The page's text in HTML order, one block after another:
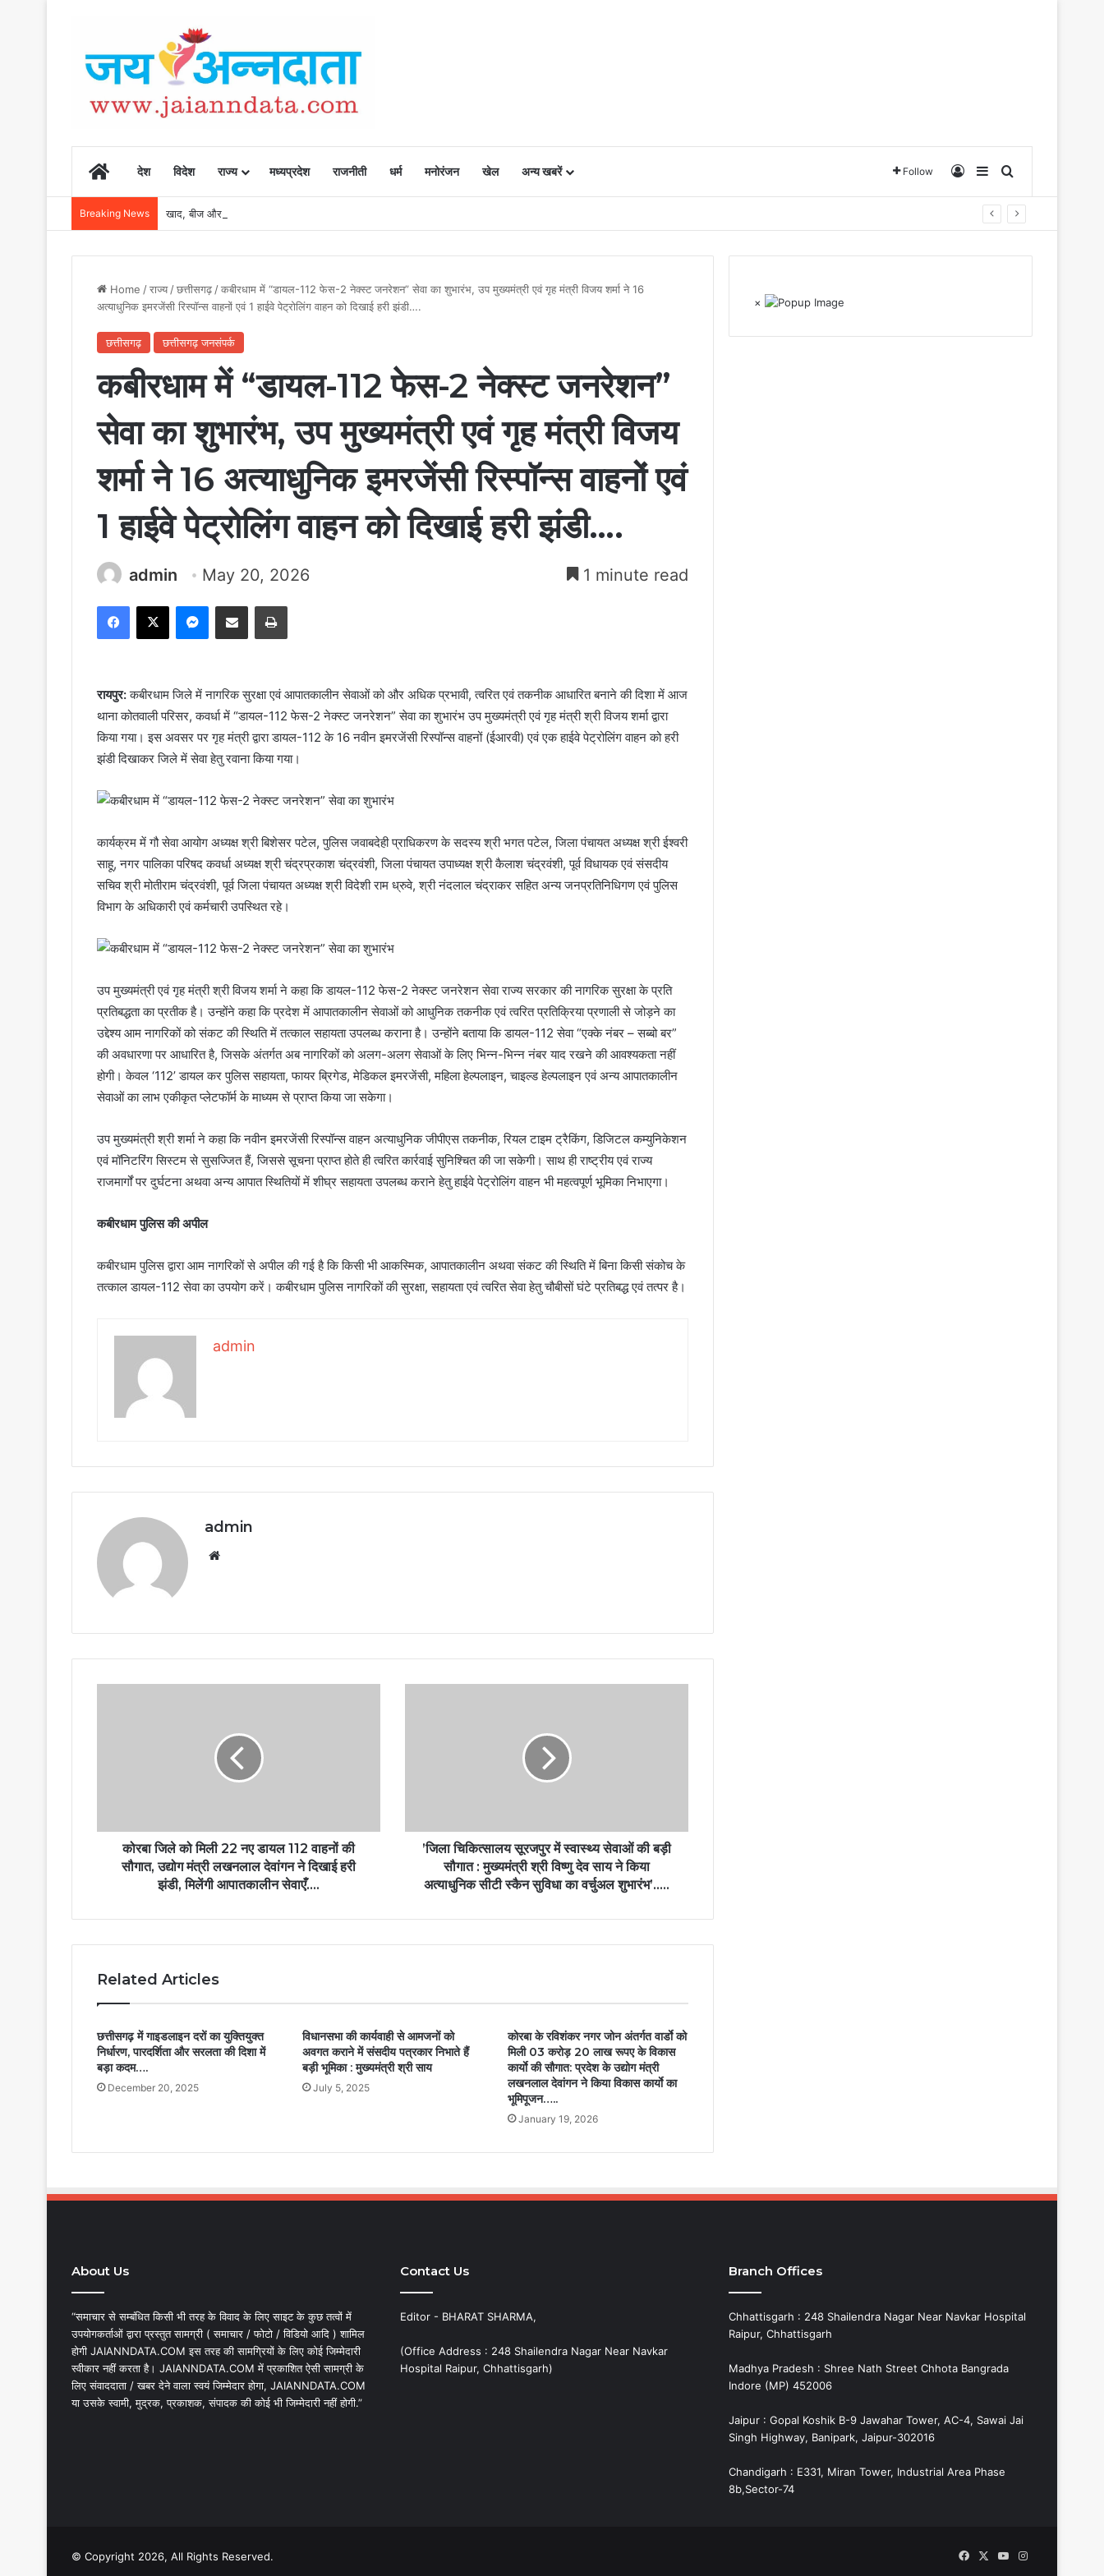
Homeदेश विदेश राज्य मध्यप्रदेश राजनीती धर्म मनोरंजन खेल अन्य खबरें Follow Log InSidebarSearch for
Breaking News खाद, बीज और उर्वरकों की समय पर उपलब्धता से किसानों में उत्साह, नैनो डीएपी और नैनो यूरिया बने किसानों के भरोसेमंद कृषि साथी…..
Home /राज्य/छत्तीसगढ़/कबीरधाम में “डायल-112 फेस-2 नेक्स्ट जनरेशन” सेवा का शुभारंभ, उप मुख्यमंत्री एवं गृह मंत्री विजय शर्मा ने 16
अत्याधुनिक इमरजेंसी रिस्पॉन्स वाहनों एवं 1 हाईवे पेट्रोलिंग वाहन को दिखाई हरी झंडी….
छत्तीसगढ़ छत्तीसगढ़ जनसंपर्क
कबीरधाम में “डायल-112 फेस-2 नेक्स्ट जनरेशन”
सेवा का शुभारंभ, उप मुख्यमंत्री एवं गृह मंत्री विजय
शर्मा ने 16 अत्याधुनिक इमरजेंसी रिस्पॉन्स वाहनों एवं
1 हाईवे पेट्रोलिंग वाहन को दिखाई हरी झंडी….
admin May 20, 2026 1 minute read
Facebook
X Messenger
Share via Email Print
रायपुर:कबीरधाम जिले में नागरिक सुरक्षा एवं आपातकालीन सेवाओं को और अधिक प्रभावी, त्वरित एवं तकनीक आधारित बनाने की दिशा में आज
थाना कोतवाली परिसर, कवर्धा में “डायल-112 फेस-2 नेक्स्ट जनरेशन” सेवा का शुभारंभ उप मुख्यमंत्री एवं गृह मंत्री श्री विजय शर्मा द्वारा
किया गया। इस अवसर पर गृह मंत्री द्वारा डायल-112 के 16 नवीन इमरजेंसी रिस्पॉन्स वाहनों (ईआरवी) एवं एक हाईवे पेट्रोलिंग वाहन को हरी
झंडी दिखाकर जिले में सेवा हेतु रवाना किया गया।
कार्यक्रम में गौ सेवा आयोग अध्यक्ष श्री बिशेसर पटेल, पुलिस जवाबदेही प्राधिकरण के सदस्य श्री भगत पटेल, जिला पंचायत अध्यक्ष श्री ईश्वरी
साहू, नगर पालिका परिषद कवर्धा अध्यक्ष श्री चंद्रप्रकाश चंद्रवंशी, जिला पंचायत उपाध्यक्ष श्री कैलाश चंद्रवंशी, पूर्व विधायक एवं संसदीय
सचिव श्री मोतीराम चंद्रवंशी, पूर्व जिला पंचायत अध्यक्ष श्री विदेशी राम ध्रुवे, श्री नंदलाल चंद्राकर सहित अन्य जनप्रतिनिधिगण एवं पुलिस
विभाग के अधिकारी एवं कर्मचारी उपस्थित रहे।
उप मुख्यमंत्री एवं गृह मंत्री श्री विजय शर्मा ने कहा कि डायल-112 फेस-2 नेक्स्ट जनरेशन सेवा राज्य सरकार की नागरिक सुरक्षा के प्रति
प्रतिबद्धता का प्रतीक है। उन्होंने कहा कि प्रदेश में आपातकालीन सेवाओं को आधुनिक तकनीक एवं त्वरित प्रतिक्रिया प्रणाली से जोड़ने का
उद्देश्य आम नागरिकों को संकट की स्थिति में तत्काल सहायता उपलब्ध कराना है। उन्होंने बताया कि डायल-112 सेवा “एक्के नंबर – सब्बो बर”
की अवधारणा पर आधारित है, जिसके अंतर्गत अब नागरिकों को अलग-अलग सेवाओं के लिए भिन्न-भिन्न नंबर याद रखने की आवश्यकता नहीं
होगी। केवल ‘112’ डायल कर पुलिस सहायता, फायर ब्रिगेड, मेडिकल इमरजेंसी, महिला हेल्पलाइन, चाइल्ड हेल्पलाइन एवं अन्य आपातकालीन
सेवाओं का लाभ एकीकृत प्लेटफॉर्म के माध्यम से प्राप्त किया जा सकेगा।
उप मुख्यमंत्री श्री शर्मा ने कहा कि नवीन इमरजेंसी रिस्पॉन्स वाहन अत्याधुनिक जीपीएस तकनीक, रियल टाइम ट्रैकिंग, डिजिटल कम्युनिकेशन
एवं मॉनिटरिंग सिस्टम से सुसज्जित हैं, जिससे सूचना प्राप्त होते ही त्वरित कार्रवाई सुनिश्चित की जा सकेगी। साथ ही राष्ट्रीय एवं राज्य
राजमार्गों पर दुर्घटना अथवा अन्य आपात स्थितियों में शीघ्र सहायता उपलब्ध कराने हेतु हाईवे पेट्रोलिंग वाहन भी महत्वपूर्ण भूमिका निभाएगा।
कबीरधाम पुलिस की अपील
कबीरधाम पुलिस द्वारा आम नागरिकों से अपील की गई है कि किसी भी आकस्मिक, आपातकालीन अथवा संकट की स्थिति में बिना किसी संकोच के
तत्काल डायल-112 सेवा का उपयोग करें। कबीरधाम पुलिस नागरिकों की सुरक्षा, सहायता एवं त्वरित सेवा हेतु चौबीसों घंटे प्रतिबद्ध एवं तत्पर है।
admin
admin
कोरबा जिले को मिली 22 नए डायल 112 वाहनों की
सौगात, उद्योग मंत्री लखनलाल देवांगन ने दिखाई हरी
झंडी, मिलेंगी आपातकालीन सेवाएँ….
’जिला चिकित्सालय सूरजपुर में स्वास्थ्य सेवाओं की बड़ी
सौगात : मुख्यमंत्री श्री विष्णु देव साय ने किया
अत्याधुनिक सीटी स्कैन सुविधा का वर्चुअल शुभारंभ’…..
Related Articles
छत्तीसगढ़ में गाइडलाइन दरों का युक्तियुक्त
निर्धारण, पारदर्शिता और सरलता की दिशा में
बड़ा कदम….
December 20, 2025
विधानसभा की कार्यवाही से आमजनों को
अवगत कराने में संसदीय पत्रकार निभाते हैं
बड़ी भूमिका : मुख्यमंत्री श्री साय
July 5, 2025
कोरबा के रविशंकर नगर जोन अंतर्गत वार्डाे को
मिली 03 करोड़ 20 लाख रूपए के विकास
कार्याे की सौगात: प्रदेश के उद्योग मंत्री
लखनलाल देवांगन ने किया विकास कार्याे का
भूमिपूजन…..
January 19, 2026
×
About Us
“समाचार से सम्बंधित किसी भी तरह के विवाद के लिए साइट के कुछ तत्वों में
उपयोगकर्ताओं द्वारा प्रस्तुत सामग्री ( समाचार / फोटो / विडियो आदि ) शामिल
होगी JAIANNDATA.COM इस तरह की सामग्रियों के लिए कोई जिम्मेदारी
स्वीकार नहीं करता है। JAIANNDATA.COM में प्रकाशित ऐसी सामग्री के
लिए संवाददाता / खबर देने वाला स्वयं जिम्मेदार होगा, JAIANNDATA.COM
या उसके स्वामी, मुद्रक, प्रकाशक, संपादक की कोई भी जिम्मेदारी नहीं होगी.”
Contact Us
Editor - BHARAT SHARMA,
(Office Address : 248 Shailendra Nagar Near Navkar
Hospital Raipur, Chhattisgarh)
Branch Offices
Chhattisgarh : 248 Shailendra Nagar Near Navkar Hospital
Raipur, Chhattisgarh
Madhya Pradesh : Shree Nath Street Chhota Bangrada
Indore (MP) 452006
Jaipur : Gopal Koshik B-9 Jawahar Tower, AC-4, Sawai Jai
Singh Highway, Banipark, Jaipur-302016
Chandigarh : E331, Miran Tower, Industrial Area Phase
8b,Sector-74
© Copyright 2026, All Rights Reserved. Facebook
X YouTubeInstagram